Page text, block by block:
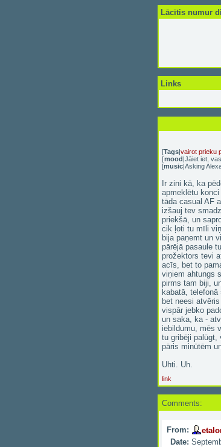
Lācītis numur
Links
[Tags|vairot prieku
[mood|Jāiet iet,
[music|Asking
Ir zini kā, ka
apmeklētu
tāda casual AF
izšauj tev
priekšā, un
cik ļoti tu mīli
bija paņemt un
pārējā pasaule
prožektors tevi
acīs, bet to
viņiem ahtungs
pirms tam biji,
kabatā, telefonā
bet neesi
vispār jebko
un saka, ka -
iebildumu, mēs
tu gribēji palūgt,
pāris minūtēm
Uhti. Uh.
link
Comments:
From:
Date: